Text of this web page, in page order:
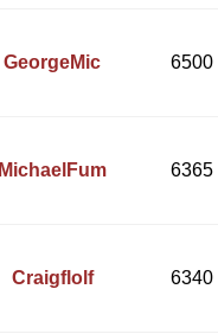
GeorgeMic 6500
MichaelFum 6365
Craigflolf 6340